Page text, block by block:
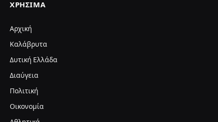
ΧΡΉΣΙΜΑ
Αρχική
Καλάβρυτα
Δυτική Ελλάδα
Διαύγεια
Πολιτική
Οικονομία